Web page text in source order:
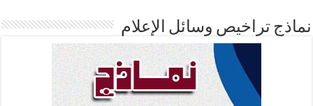
نماذج تراخيص وسائل الإعلام